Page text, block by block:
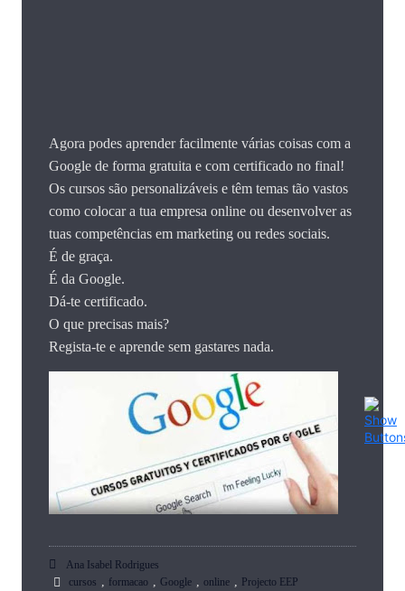
Agora podes aprender facilmente várias coisas com a
Google de forma gratuita e com certificado no final!
Os cursos são personalizáveis e têm temas tão vastos
como colocar a tua empresa online ou desenvolver as
tuas competências em marketing ou redes sociais.
É de graça.
É da Google.
Dá-te certificado.
O que precisas mais?
Regista-te e aprende sem gastares nada.
Ana Isabel Rodrigues
cursos , formacao , Google , online , Projecto EEP